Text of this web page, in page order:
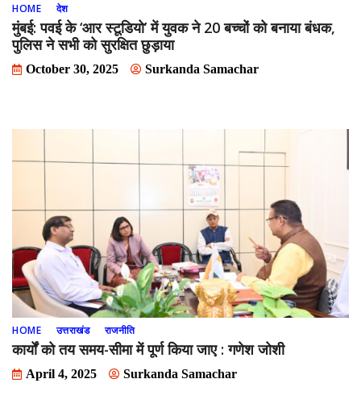
HOME देश
मुंबई: पवई के ‘आर स्टूडियो’ में युवक ने 20 बच्चों को बनाया बंधक,
पुलिस ने सभी को सुरक्षित छुड़ाया
October 30, 2025 Surkanda Samachar
HOME उत्तराखंड राजनीति
कार्यों को तय समय-सीमा में पूर्ण किया जाए : गणेश जोशी
April 4, 2025 Surkanda Samachar